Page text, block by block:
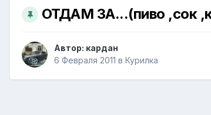
ОТДАМ ЗА...(пиво ,сок
Автор: кардан
6 Февраля 2011 в Курилка